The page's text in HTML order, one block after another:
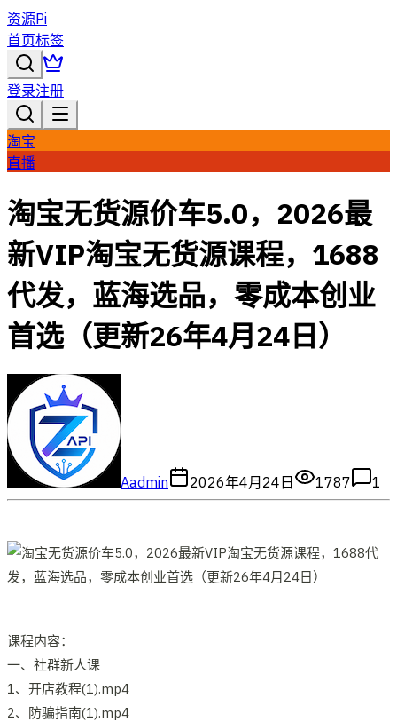
资源Pi
首页标签
登录注册
淘宝
直播
淘宝无货源价车5.0，​2026最
新VIP淘宝无货源课程，1688
代发，蓝海选品，零成本创业
首选（更新26年4月24日）
Aadmin 2026年4月24日 1787 1
课程内容：
一、社群新人课
1、开店教程(1).mp4
2、防骗指南(1).mp4